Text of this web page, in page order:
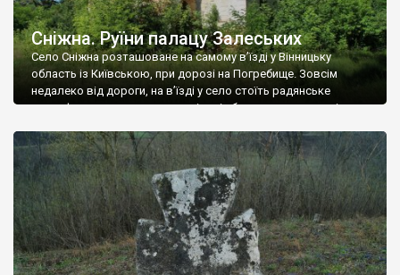
Сніжна. Руїни палацу Залеських
Село Сніжна розташоване на самому в’їзді у Вінницьку
область із Київською, при дорозі на Погребище. Зовсім
недалеко від дороги, на в’їзді у село стоїть радянське
рельєфне пано, яке показує жінку і яблуню, а трохи далі, десь
не видно, але видно дві стареньких колії у траві – […]